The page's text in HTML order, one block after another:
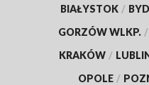
BIAŁYSTOK /
GORZÓW WLKP. /
KRAKÓW /
OPOLE /